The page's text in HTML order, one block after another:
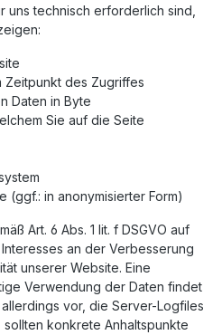
technisch erforderlich sind,
Zeitpunkt des Zugriffes
Daten in Byte
Sie auf die Seite
(ggf.: in anonymisierter Form)
Art. 6 Abs. 1 lit. f DSGVO auf
an der Verbesserung
unserer Website. Eine
Verwendung der Daten findet
vor, die Server-Logfiles
konkrete Anhaltspunkte